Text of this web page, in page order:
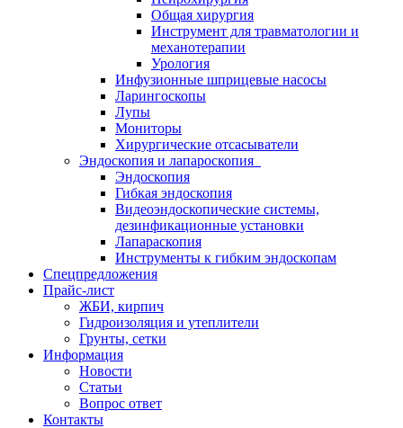
Общая хирургия
Инструмент для травматологии и
механотерапии
Урология
Инфузионные шприцевые насосы
Ларингоскопы
Лупы
Мониторы
Хирургические отсасыватели
Эндоскопия и лапароскопия
Эндоскопия
Гибкая эндоскопия
Видеоэндоскопические системы,
дезинфикационные установки
Лапараскопия
Инструменты к гибким эндоскопам
Спецпредложения
Прайс-лист
ЖБИ, кирпич
Гидроизоляция и утеплители
Грунты, сетки
Информация
Новости
Статьи
Вопрос ответ
Контакты